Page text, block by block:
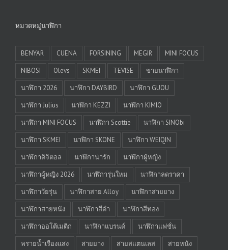
หมวดหมู่นาฬิกา
BENYAR CUENA FORSINING MEGIR
MINI FOCUS
NIBOSI
Olevs SKMEI TEVISE
ขายนาฬิกา
นาฬิกา 2026
นาฬิกา DAYBIRD
นาฬิกา GUOU
นาฬิกา Julius
นาฬิกา KEZZI
นาฬิกา KIMIO
นาฬิกา MINI FOCUS
นาฬิกา Scottie
นาฬิกา SINObi
นาฬิกา SKMEI
นาฬิกา SKONE
นาฬิกา WEIQIN
นาฬิกาดิจิตอล
นาฬิกาน่ารัก
นาฬิกาผู้หญิง
นาฬิกาผู้หญิง 2026
นาฬิการุ่นใหม่
นาฬิกาลดราคา
นาฬิกาวัยรุ่น
นาฬิกาสาย Alloy
นาฬิกาสายยาง
นาฬิกาสายหนัง
นาฬิกาสีดำ
นาฬิกาสีทอง
นาฬิกาออโต้เมติก
นาฬิกาแบรนด์
นาฬิกาแฟชั่น
พรายน้ำเรืองแสง
สายยาง สายสแตนเลส
สายหนัง